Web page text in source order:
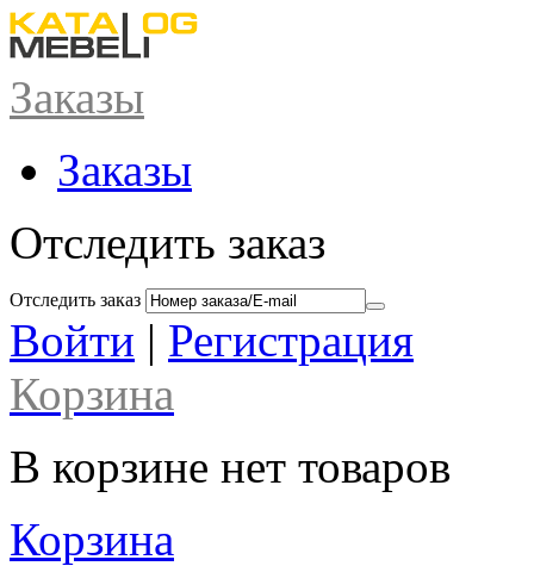
Заказы
Заказы
Отследить заказ
Отследить заказ
Войти | Регистрация
Корзина
В корзине нет товаров
Корзина